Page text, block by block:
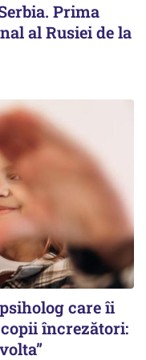
Prima
al Rusiei de la
care îi
încrezători: